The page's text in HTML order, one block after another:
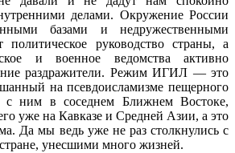
делами. Окружение России
базами и недружественными
политическое руководство страны, а
и военное ведомства активно
раздражители. Режим ИГИЛ — это
на псевдоисламизме пещерного
с ним в соседнем Ближнем Востоке,
уже на Кавказе и Средней Азии, а это
Да мы ведь уже не раз столкнулись с
унесшими много жизней.